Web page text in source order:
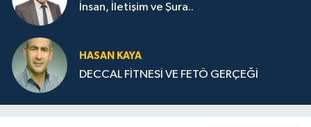
İnsan, İletişim ve Şura..
HASAN KAYA
DECCAL FİTNESİ VE FETÖ GERÇEĞİ